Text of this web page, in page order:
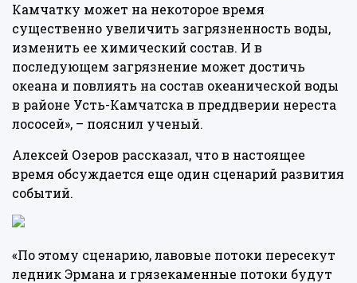
Камчатку может на некоторое время
существенно увеличить загрязненность воды,
изменить ее химический состав. И в
последующем загрязнение может достичь
океана и повлиять на состав океанической воды
в районе Усть-Камчатска в преддверии нереста
лососей», – пояснил ученый.
Алексей Озеров рассказал, что в настоящее
время обсуждается еще один сценарий развития
событий.
«По этому сценарию, лавовые потоки пересекут
ледник Эрмана и грязекаменные потоки будут